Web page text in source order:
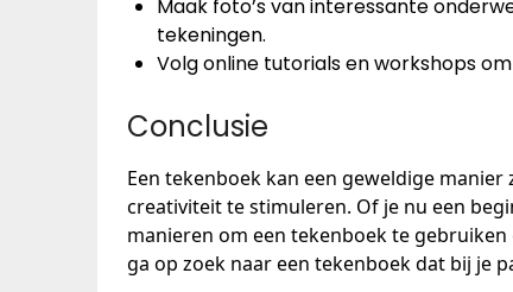
Maak foto’s van interessante
tekeningen.
Volg online tutorials en workshops
Conclusie
Een tekenboek kan een geweldige
creativiteit te stimuleren. Of je nu een
manieren om een tekenboek te
ga op zoek naar een tekenboek dat bij je